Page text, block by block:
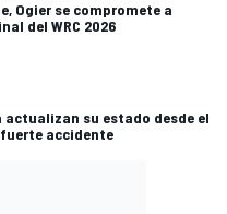
Ogier se compromete a
del WRC 2026
actualizan su estado desde el
accidente